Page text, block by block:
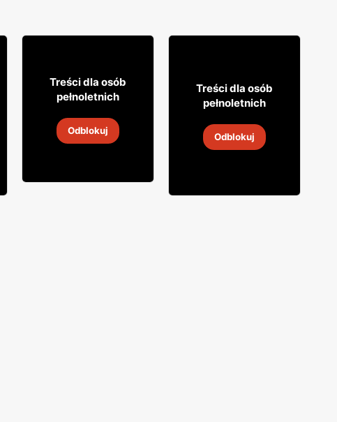
49
-6 sie 2026
Treści dla osób
pełnoletnich
Odblokuj
23 99
Wódka smakowa
Lubelska
12 sie 2026
Treści dla osób
pełnoletnich
Odblokuj